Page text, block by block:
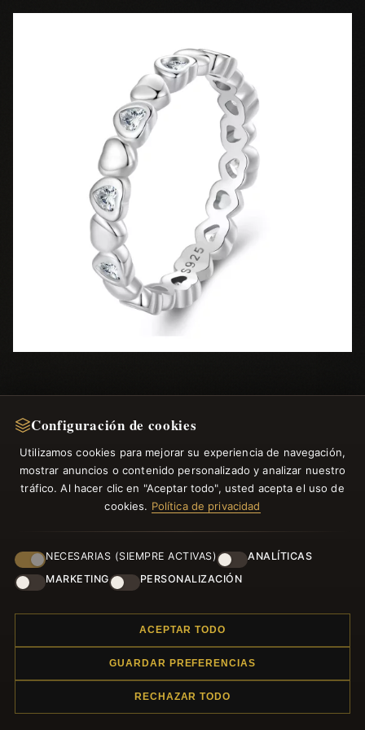
Configuración de cookies
Utilizamos cookies para mejorar su experiencia de navegación,
mostrar anuncios o contenido personalizado y analizar nuestro
tráfico. Al hacer clic en "Aceptar todo", usted acepta el uso de
cookies. Política de privacidad
NECESARIAS (SIEMPRE ACTIVAS)
ANALÍTICAS
MARKETING
PERSONALIZACIÓN
ACEPTAR TODO
GUARDAR PREFERENCIAS
RECHAZAR TODO